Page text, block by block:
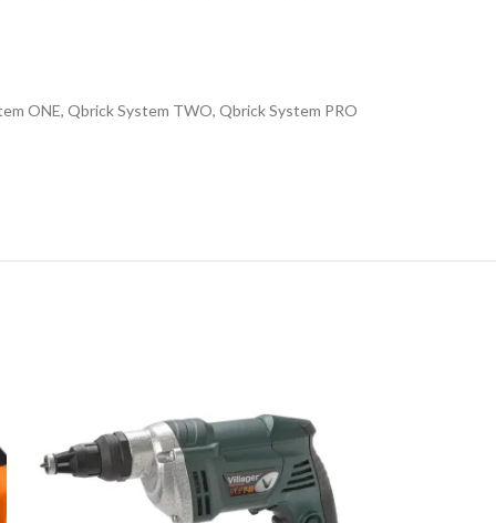
ONE, Qbrick System TWO, Qbrick System PRO